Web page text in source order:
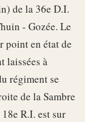
de la 36e D.I.
- Gozée. Le
point en état de
laissées à
régiment se
de la Sambre
R.I. est sur